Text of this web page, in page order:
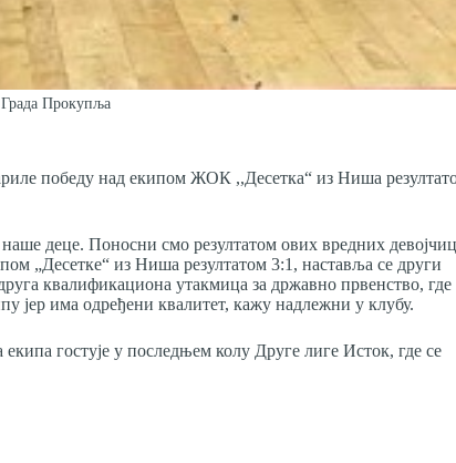
Града Прокупља
победу над екипом ЖОК ,,Десетка“ из Ниша
деце. Поносни смо резултатом ових вредних
„Десетке“ из Ниша резултатом 3:1, наставља се други
квалификациона утакмица за државно првенство, где
јер има одређени квалитет, кажу надлежни у клубу.
гостује у последњем колу Друге лиге Исток, где се